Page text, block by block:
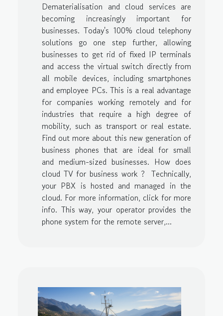
Dematerialisation and cloud services are
becoming increasingly important for
businesses. Today's 100% cloud telephony
solutions go one step further, allowing
businesses to get rid of fixed IP terminals
and access the virtual switch directly from
all mobile devices, including smartphones
and employee PCs. This is a real advantage
for companies working remotely and for
industries that require a high degree of
mobility, such as transport or real estate.
Find out more about this new generation of
business phones that are ideal for small
and medium-sized businesses. How does
cloud TV for business work ? Technically,
your PBX is hosted and managed in the
cloud. For more information, click for more
info. This way, your operator provides the
phone system for the remote server,...